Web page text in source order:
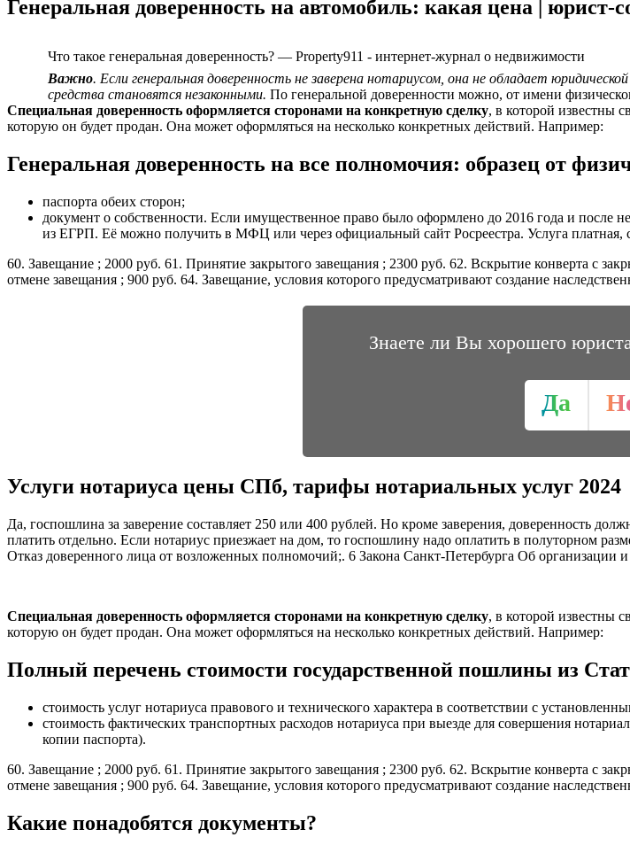
Генеральная доверенность на автомобиль: какая цена | юрист-
Что такое генеральная доверенность? — Property911 - интернет-журнал о недвижимости
Важно. Если генеральная доверенность не заверена нотариусом, она не обладает
средства становятся незаконными. По генеральной доверенности можно, от имени
Специальная доверенность оформляется сторонами на конкретную сделку, в которой известны
которую он будет продан. Она может оформляться на несколько конкретных действий. Например:
Генеральная доверенность на все полномочия: образец от
паспорта обеих сторон;
документ о собственности. Если имущественное право было оформлено до 2016 года и после
из ЕГРП. Её можно получить в МФЦ или через официальный сайт Росреестра. Услуга платная,
60. Завещание ; 2000 руб. 61. Принятие закрытого завещания ; 2300 руб. 62. Вскрытие конверта с
отмене завещания ; 900 руб. 64. Завещание, условия которого предусматривают создание
Знаете ли Вы хорошего
Да
Услуги нотариуса цены СПб, тарифы нотариальных услуг 2024
Да, госпошлина за заверение составляет 250 или 400 рублей. Но кроме заверения, доверенность
платить отдельно. Если нотариус приезжает на дом, то госпошлину надо оплатить в полуторном
Отказ доверенного лица от возложенных полномочий;. 6 Закона Санкт-Петербурга Об организации и
Специальная доверенность оформляется сторонами на конкретную сделку, в которой известны
которую он будет продан. Она может оформляться на несколько конкретных действий. Например:
Полный перечень стоимости государственной пошлины из
стоимость услуг нотариуса правового и технического характера в соответствии с
стоимость фактических транспортных расходов нотариуса при выезде для совершения
копии паспорта).
60. Завещание ; 2000 руб. 61. Принятие закрытого завещания ; 2300 руб. 62. Вскрытие конверта с
отмене завещания ; 900 руб. 64. Завещание, условия которого предусматривают создание
Какие понадобятся документы?